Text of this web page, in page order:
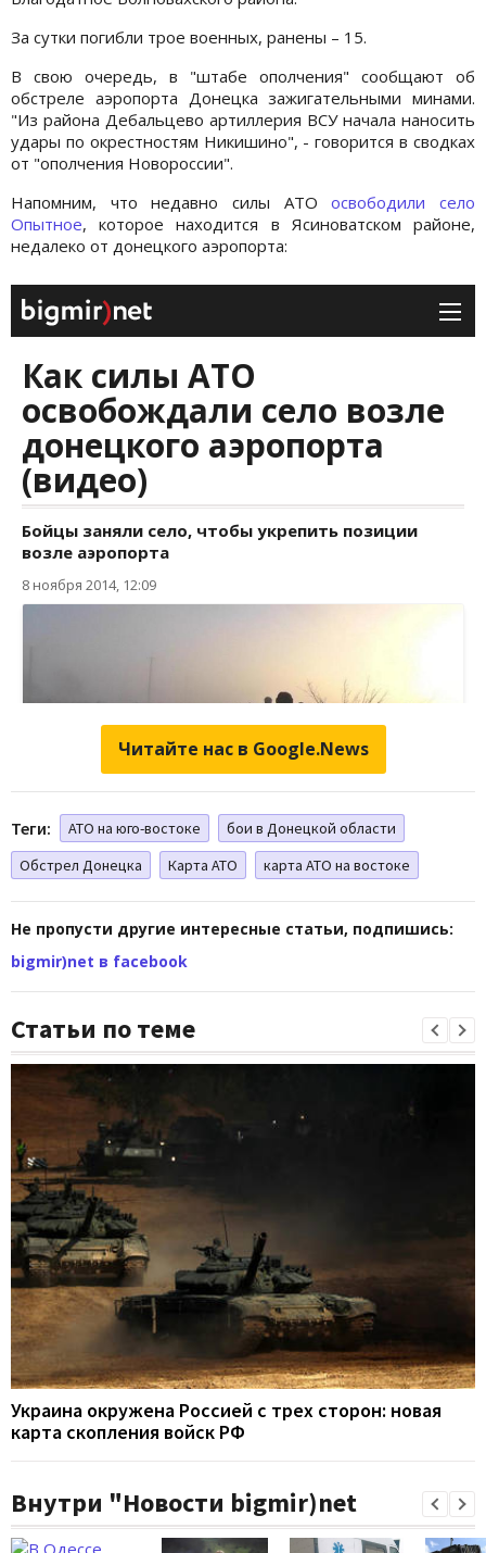
За сутки погибли трое военных, ранены – 15.
В свою очередь, в "штабе ополчения" сообщают об
обстреле аэропорта Донецка зажигательными минами.
"Из района Дебальцево артиллерия ВСУ начала наносить
удары по окрестностям Никишино", - говорится в сводках
от "ополчения Новороссии".
Напомним, что недавно силы АТОосвободили село
Опытное, которое находится в Ясиноватском районе,
недалеко от донецкого аэропорта:
Читайте нас в Google.News
Теги: АТО на юго-востоке
бои в Донецкой области
Обстрел Донецка
Карта АТО карта АТО на востоке
Не пропусти другие интересные статьи, подпишись:
bigmir)net в facebook
Статьи по теме
Украина окружена Россией с трех сторон: новая
карта скопления войск РФ
Внутри "Новости bigmir)net